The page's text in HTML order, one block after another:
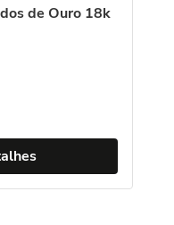
de Ouro 18k